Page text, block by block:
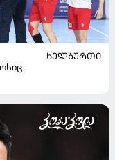
ᲮᲔᲚᲑᲣᲠᲗᲘ